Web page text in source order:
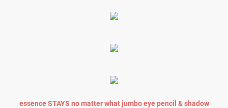
essence STAYS no matter what jumbo eye pencil & shadow